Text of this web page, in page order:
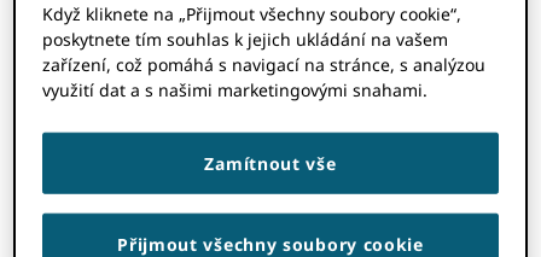
September 16, 2025@5: 00 pmSAST
Čas začátku kdejste:Vaše časové pásmo se
Když kliknete na „Přijmout všechny soubory cookie“,
poskytnete tím souhlas k jejich ukládání na vašem
zařízení, což pomáhá s navigací na stránce, s analýzou
využití dat a s našimi marketingovými snahami.
Zamítnout vše
Přijmout všechny soubory cookie